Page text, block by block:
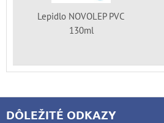
Lepidlo NOVOLEP PVC
130ml
DÔLEŽITÉ ODKAZY